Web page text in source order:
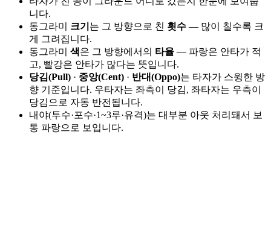
니다.
동그라미 크기 는 그 방향으로 친 횟수 — 많이 칠수록 크
게 그려집니다.
동그라미 색은 그 방향에서의 타율 — 파랑은 안타가 적
고, 빨강은 안타가 많다는 뜻입니다.
당김(Pull) · 중앙(Cent) · 반대(Oppo)는 타자가 스윙한 방
향 기준입니다. 우타자는 좌측이 당김, 좌타자는 우측이
당김으로 자동 반전됩니다.
내야(투수·포수·1~3루·유격)는 대부분 아웃 처리돼서 보
통 파랑으로 보입니다.